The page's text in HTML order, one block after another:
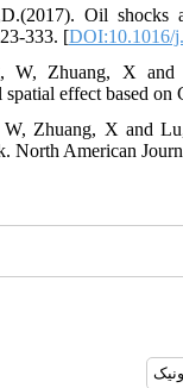
Oil shocks
333. [DOI:10.1016/
W, Zhuang, X and
spatial effect based
Zhuang, X and
North American